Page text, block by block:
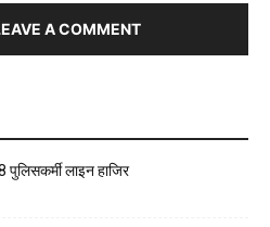
A COMMENT
पुलिसकर्मी लाइन हाजिर